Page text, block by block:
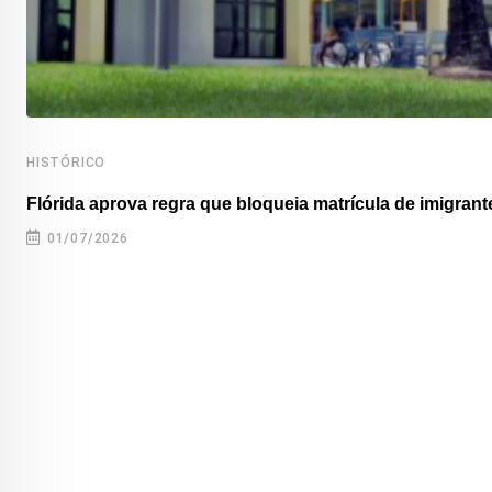
HISTÓRICO
Flórida aprova regra que bloqueia matrícula de
01/07/2026